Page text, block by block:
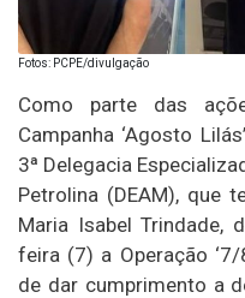
Fotos: PCPE/divulgação
Como parte das
Campanha ‘Agosto
3ª Delegacia
Petrolina (DEAM), que
Maria Isabel Trindade,
feira (7) a Operação
de dar cumprimento a